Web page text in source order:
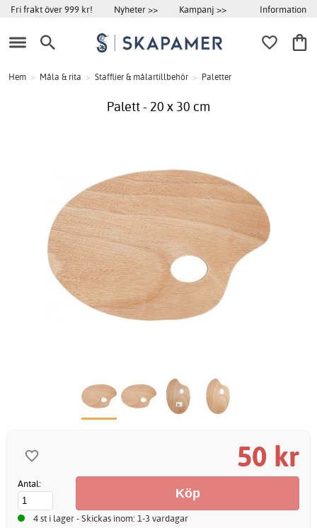
Fri frakt över 999 kr! Nyheter >> Kampanj >> Information
Hem > Måla & rita > Stafflier & målartillbehör > Paletter
Palett - 20 x 30 cm
50 kr
Antal:
4 st i lager - Skickas inom: 1-3 vardagar